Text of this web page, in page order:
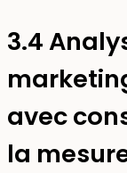
3.4
avec
la